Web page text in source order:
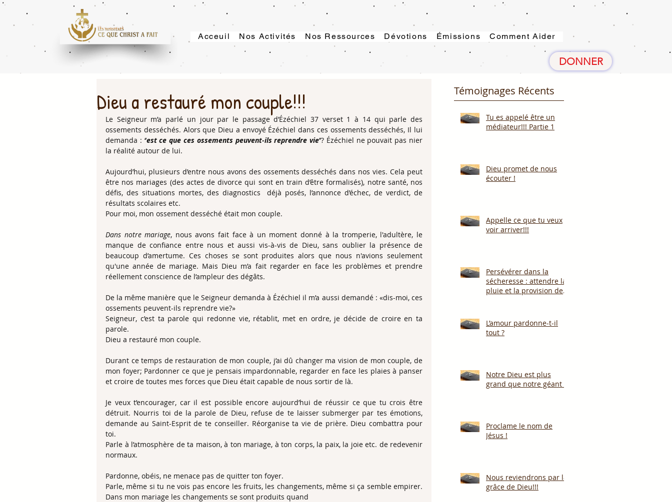
Acceuil Nos Activités Nos Ressources Dévotions Émissions Comment Aider
DONNER
Dieu a restauré mon couple!!!
Le Seigneur m’a parlé un jour par le passage d’Ézéchiel 37 verset 1 à 14 qui parle des
ossements desséchés. Alors que Dieu a envoyé Ézéchiel dans ces ossements desséchés, Il lui
demanda : ‘’est ce que ces ossements peuvent-ils reprendre vie’’? Ézéchiel ne pouvait pas nier
la réalité autour de lui.
Aujourd’hui, plusieurs d’entre nous avons des ossements desséchés dans nos vies. Cela peut
être nos mariages (des actes de divorce qui sont en train d’être formalisés), notre santé, nos
défis, des situations mortes, des diagnostics  déjà posés, l’annonce d’échec, de verdict, de
résultats scolaires etc.
Pour moi, mon ossement desséché était mon couple.
Dans notre mariage, nous avons fait face à un moment donné à la tromperie, l'adultère, le
manque de confiance entre nous et aussi vis-à-vis de Dieu, sans oublier la présence de
beaucoup d’amertume. Ces choses se sont produites alors que nous n'avions seulement
qu'une année de mariage. Mais Dieu m’a fait regarder en face les problèmes et prendre
réellement conscience de l’ampleur des dégâts.
De la même manière que le Seigneur demanda à Ézéchiel il m’a aussi demandé : «dis-moi, ces
ossements peuvent-ils reprendre vie?»
Seigneur, c’est ta parole qui redonne vie, rétablit, met en ordre, je décide de croire en ta
parole.
Dieu a restauré mon couple.
Durant ce temps de restauration de mon couple, j’ai dû changer ma vision de mon couple, de
mon foyer; Pardonner ce que je pensais impardonnable, regarder en face les plaies à panser
et croire de toutes mes forces que Dieu était capable de nous sortir de là.
Je veux t’encourager, car il est possible encore aujourd’hui de réussir ce que tu crois être
détruit. Nourris toi de la parole de Dieu, refuse de te laisser submerger par tes émotions,
demande au Saint-Esprit de te conseiller. Réorganise ta vie de prière. Dieu combattra pour
toi.
Parle à l’atmosphère de ta maison, à ton mariage, à ton corps, la paix, la joie etc. de redevenir
normaux.
Pardonne, obéis, ne menace pas de quitter ton foyer.
Parle, même si tu ne vois pas encore les fruits, les changements, même si ça semble empirer.
Dans mon mariage les changements se sont produits quand
Témoignages Récents
Tu es appelé être un
médiateur!!! Partie 1
Dieu promet de nous
écouter !
Appelle ce que tu veux
voir arriver!!!
Persévérer dans la
sécheresse : attendre la
pluie et la provision de
L’amour pardonne-t-il
tout ?
Notre Dieu est plus
grand que notre géant !
Proclame le nom de
Jésus !
Nous reviendrons par la
grâce de Dieu!!!